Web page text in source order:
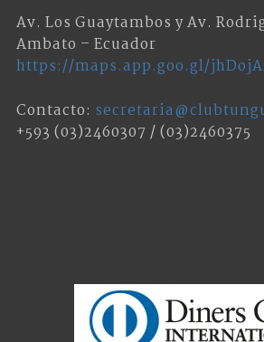
Av. Los Guaytambos y Av.
Ambato – Ecuador
https://maps.app.goo.gl/
Contacto:
+593 (03)2460307 / (03)2460375